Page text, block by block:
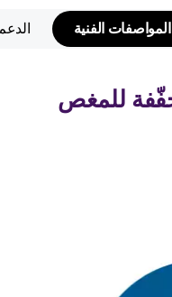
المواصفات الفنية
للمغص